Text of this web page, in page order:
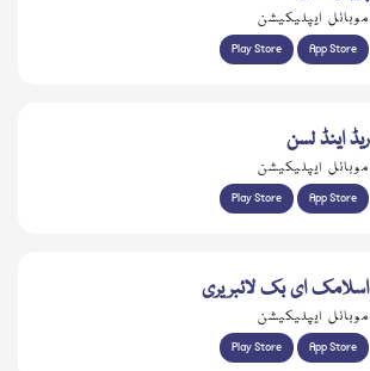
موبائل ایپلیکیشن
Play Store App Store
ریڈ اینڈ لسن
موبائل ایپلیکیشن
Play Store App Store
اسلامک ای بک لائبریری
موبائل ایپلیکیشن
Play Store App Store